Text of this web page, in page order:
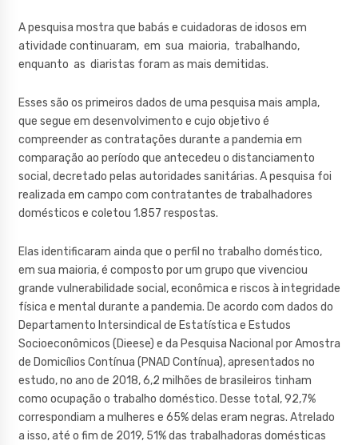
A pesquisa mostra que babás e cuidadoras de idosos em
atividade continuaram, em sua maioria, trabalhando,
enquanto as diaristas foram as mais demitidas.
Esses são os primeiros dados de uma pesquisa mais ampla,
que segue em desenvolvimento e cujo objetivo é
compreender as contratações durante a pandemia em
comparação ao período que antecedeu o distanciamento
social, decretado pelas autoridades sanitárias. A pesquisa foi
realizada em campo com contratantes de trabalhadores
domésticos e coletou 1.857 respostas.
Elas identificaram ainda que o perfil no trabalho doméstico,
em sua maioria, é composto por um grupo que vivenciou
grande vulnerabilidade social, econômica e riscos à integridade
física e mental durante a pandemia. De acordo com dados do
Departamento Intersindical de Estatística e Estudos
Socioeconômicos (Dieese) e da Pesquisa Nacional por Amostra
de Domicílios Contínua (PNAD Contínua), apresentados no
estudo, no ano de 2018, 6,2 milhões de brasileiros tinham
como ocupação o trabalho doméstico. Desse total, 92,7%
correspondiam a mulheres e 65% delas eram negras. Atrelado
a isso, até o fim de 2019, 51% das trabalhadoras domésticas